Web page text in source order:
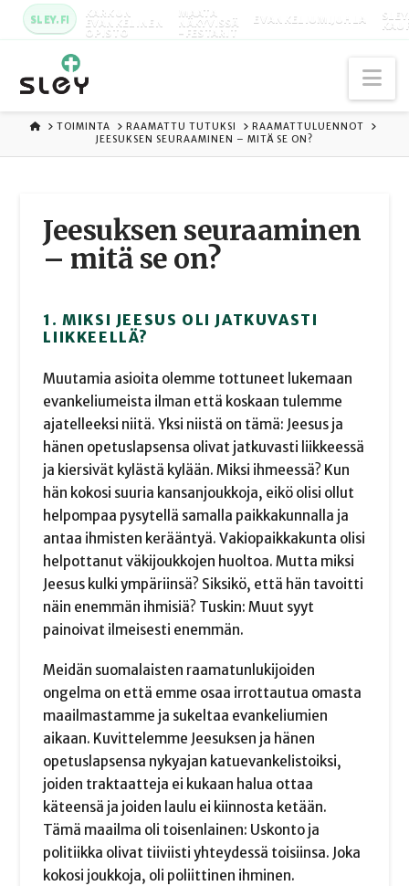
SLEY.FI KARKUN
EVANKELINEN
OPISTO
MAATA
NÄKYVISSÄ
-FESTARIT
EVANKELIUMIJUHLA
ETUSIVU
TOIMINTA RAAMATTU TUTUKSI
RAAMATTULUENNOT
JEESUKSEN SEURAAMINEN – MITÄ SE ON?
Jeesuksen seuraaminen
– mitä se on?
1. MIKSI JEESUS OLI JATKUVASTI
LIIKKEELLÄ?
Muutamia asioita olemme tottuneet lukemaan
evankeliumeista ilman että koskaan tulemme
ajatelleeksi niitä. Yksi niistä on tämä: Jeesus ja
hänen opetuslapsensa olivat jatkuvasti liikkeessä
ja kiersivät kylästä kylään. Miksi ihmeessä? Kun
hän kokosi suuria kansanjoukkoja, eikö olisi ollut
helpompaa pysytellä samalla paikkakunnalla ja
antaa ihmisten kerääntyä. Vakiopaikkakunta olisi
helpottanut väkijoukkojen huoltoa. Mutta miksi
Jeesus kulki ympäriinsä? Siksikö, että hän tavoitti
näin enemmän ihmisiä? Tuskin: Muut syyt
painoivat ilmeisesti enemmän.
Meidän suomalaisten raamatunlukijoiden
ongelma on että emme osaa irrottautua omasta
maailmastamme ja sukeltaa evankeliumien
aikaan. Kuvittelemme Jeesuksen ja hänen
opetuslapsensa nykyajan katuevankelistoiksi,
joiden traktaatteja ei kukaan halua ottaa
käteensä ja joiden laulu ei kiinnosta ketään.
Tämä maailma oli toisenlainen: Uskonto ja
politiikka olivat tiiviisti yhteydessä toisiinsa. Joka
kokosi joukkoja, oli poliittinen ihminen.